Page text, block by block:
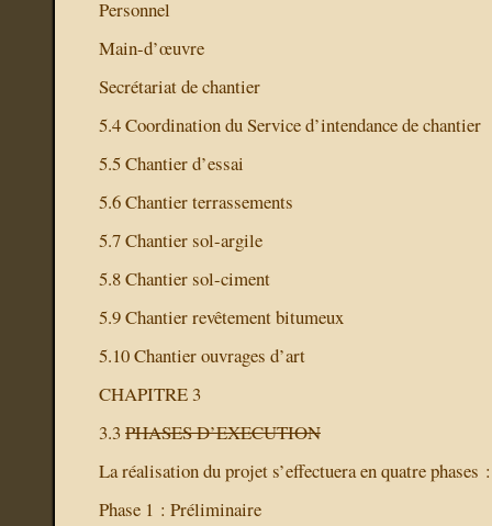
Personnel
Main-d’œuvre
Secrétariat de chantier
5.4 Coordination du Service d’intendance de chantier
5.5 Chantier d’essai
5.6 Chantier terrassements
5.7 Chantier sol-argile
5.8 Chantier sol-ciment
5.9 Chantier revêtement bitumeux
5.10 Chantier ouvrages d’art
CHAPITRE 3
3.3PHASES D’EXECUTION
La réalisation du projet s’effectuera en quatre phases :
Phase 1 : Préliminaire